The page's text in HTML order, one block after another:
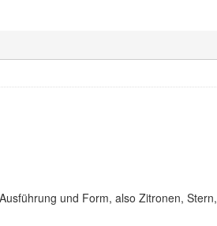
und Form, also Zitronen, Stern,